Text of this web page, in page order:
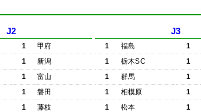
J2
1
甲府
1
新潟
1
富山
1
磐田
1
藤枝
J3
1 福島 1
1
栃木SC 1
1
群馬 1
1
相模原 1
1
松本 1